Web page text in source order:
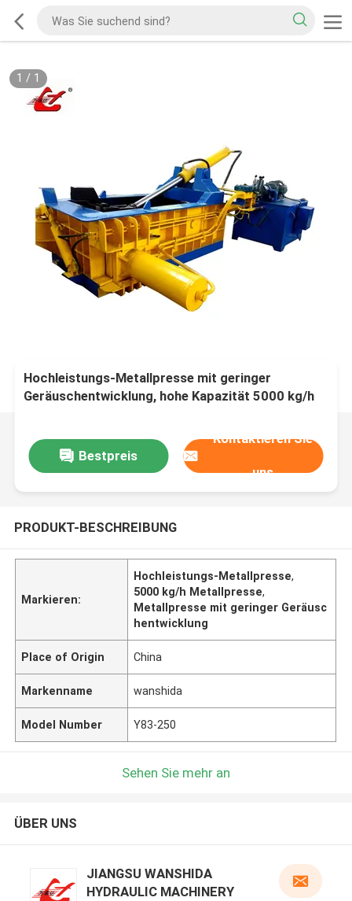
1 / 1
Hochleistungs-Metallpresse mit geringer
Geräuschentwicklung, hohe Kapazität 5000 kg/h
Bestpreis
Kontaktieren Sie
uns
PRODUKT-BESCHREIBUNG
Markieren:
Hochleistungs-Metallpresse,
5000 kg/h Metallpresse,
Metallpresse mit geringer Geräusc
hentwicklung
Place of Origin China
Markenname wanshida
Model Number Y83-250
Sehen Sie mehr an
ÜBER UNS
JIANGSU WANSHIDA
HYDRAULIC MACHINERY